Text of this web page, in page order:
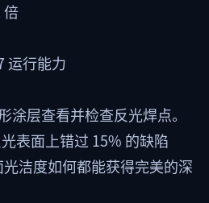
倍
运行能力
涂层查看并检查反光焊点。
表面上错过 15% 的缺陷
光洁度如何都能获得完美的深